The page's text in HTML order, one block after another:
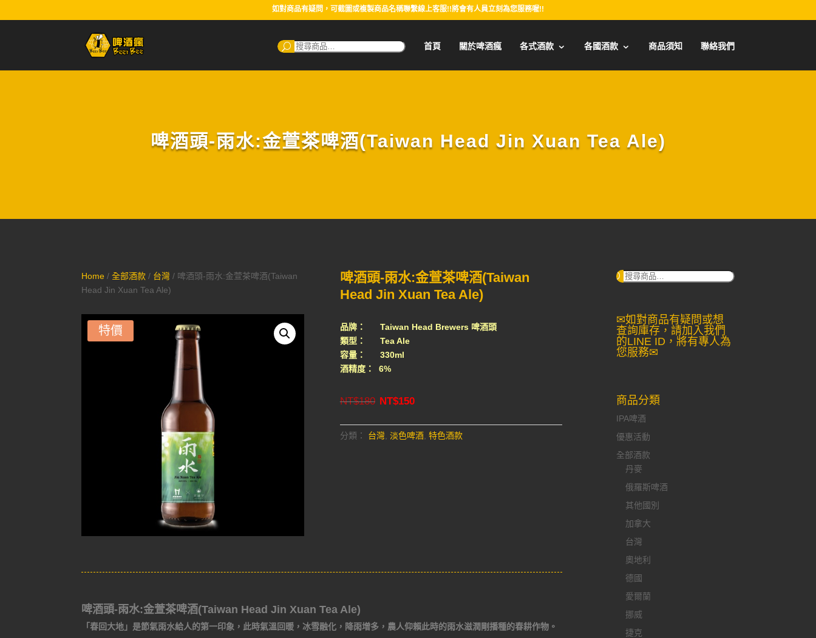
如對商品有疑問，可截圖或複製商品名稱聯繫線上客服!!將會有人員立刻為您服務喔!!
搜
尋：
首頁 關於啤酒瘋 各式酒款 各國酒款 商品須知 聯絡我們
啤酒頭-雨水:金萱茶啤酒(Taiwan Head Jin Xuan Tea Ale)
Home /全部酒款 / 台灣 / 啤酒頭-雨水:金萱茶啤酒(Taiwan
Head Jin Xuan Tea Ale)
特價
啤酒頭-雨水:金萱茶啤酒(Taiwan
Head Jin Xuan Tea Ale)
品牌： Taiwan Head Brewers 啤酒頭
類型： Tea Ale
容量： 330ml
酒精度： 6%
NT$180 Original
was:
NT$180.
NT$150Current
is:
NT$150.
分類： 台灣, 淡色啤酒, 特色酒款
啤酒頭-雨水:金萱茶啤酒(Taiwan Head Jin Xuan Tea Ale)
「春回大地」是節氣雨水給人的第一印象，此時氣溫回暖，冰雪融化，降雨增多，農人仰賴此時的雨水滋潤剛播種的春耕作物。
搜
✉如對商品有疑問或想
查詢庫存，請加入我們
的LINE ID，將有專人為
您服務✉
商品分類
IPA啤酒
優惠活動
全部酒款
丹麥
俄羅斯啤酒
其他國別
加拿大
台灣
奧地利
德國
愛爾蘭
挪威
捷克